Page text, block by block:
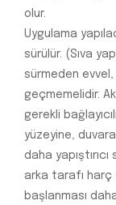
olur.
Uygulama
sürülür. (Sıva
sürmeden evvel,
geçmemelidir.
gerekli
yüzeyine,
daha
arka tarafı harç
başlanması